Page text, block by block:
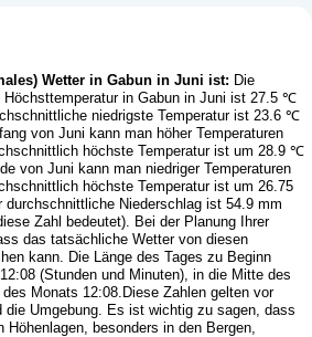
Wetter in Gabun in Juni ist: Die
Höchsttemperatur in Gabun in Juni ist 27.5 ℃
niedrigste Temperatur ist 23.6 ℃
von Juni kann man höher Temperaturen
höchste Temperatur ist um 28.9 ℃
von Juni kann man niedriger Temperaturen
höchste Temperatur ist um 26.75
Niederschlag ist 54.9 mm
Zahl bedeutet). Bei der Planung Ihrer
das tatsächliche Wetter von diesen
kann. Die Länge des Tages zu Beginn
(Stunden und Minuten), in die Mitte des
Monats 12:08.Diese Zahlen gelten vor
die Umgebung. Es ist wichtig zu sagen, dass
besonders in den Bergen,